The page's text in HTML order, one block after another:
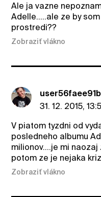
Ale ja vazne
Adelle.....ale ze by
prostredi??
Zobraziť vlákno
31. 12. 2015,
V piatom tyzdni od
posledneho albumu
milionov....je mi
potom ze je nejaka
Zobraziť vlákno